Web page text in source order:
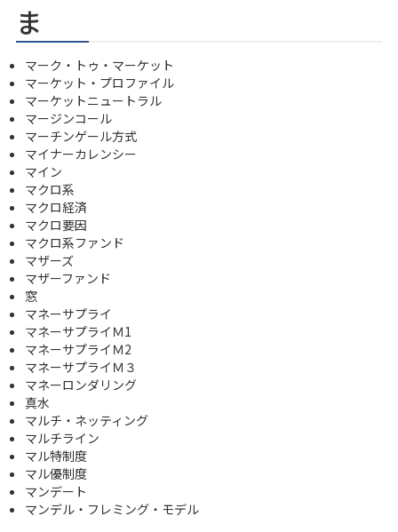
ま
マーク・トゥ・マーケット
マーケット・プロファイル
マーケットニュートラル
マージンコール
マーチンゲール方式
マイナーカレンシー
マイン
マクロ系
マクロ経済
マクロ要因
マクロ系ファンド
マザーズ
マザーファンド
窓
マネーサプライ
マネーサプライＭ1
マネーサプライＭ2
マネーサプライＭ３
マネーロンダリング
真水
マルチ・ネッティング
マルチライン
マル特制度
マル優制度
マンデート
マンデル・フレミング・モデル